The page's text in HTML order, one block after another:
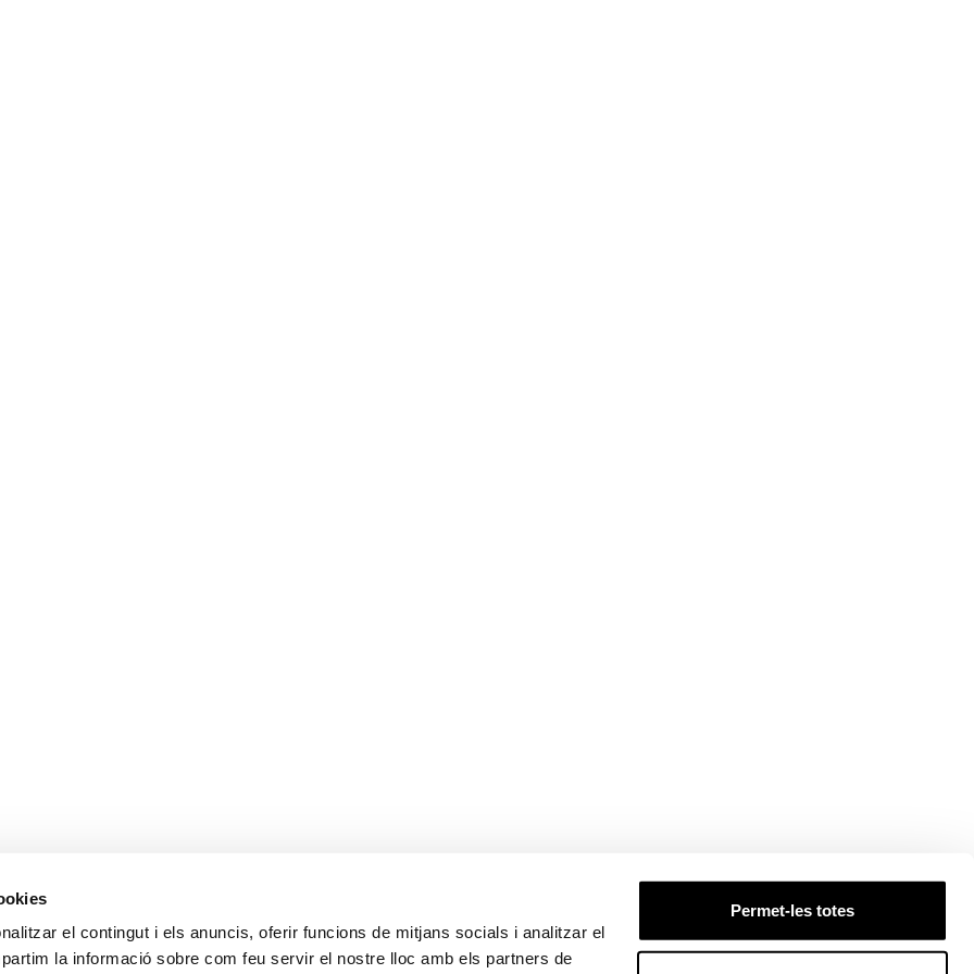
el contingut i els anuncis, oferir funcions de mitjans socials i analitzar el
la informació sobre com feu servir el nostre lloc amb els partners de
Permet-les totes